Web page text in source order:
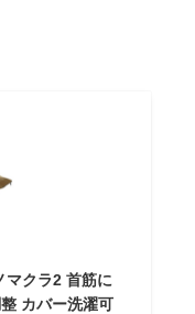
マクラ2 首筋に
カバー洗濯可